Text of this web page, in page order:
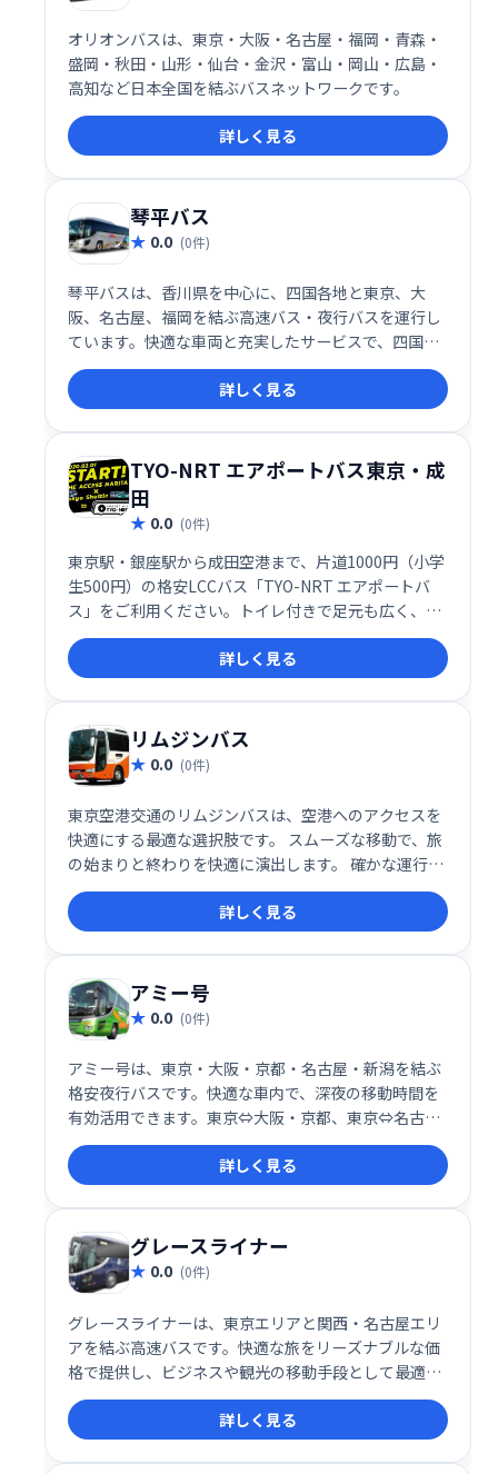
オリオンバスは、東京・大阪・名古屋・福岡・青森・
盛岡・秋田・山形・仙台・金沢・富山・岡山・広島・
高知など日本全国を結ぶバスネットワークです。
詳しく見る
琴平バス
0.0 (0件)
琴平バスは、香川県を中心に、四国各地と東京、大
阪、名古屋、福岡を結ぶ高速バス・夜行バスを運行し
ています。快適な車両と充実したサービスで、四国観
光やビジネスの移動をサポートします。観光や帰省、
ビジネスなど、様々なシーンでご利用ください。
詳しく見る
TYO-NRT エアポートバス東京・成
田
0.0 (0件)
東京駅・銀座駅から成田空港まで、片道1000円（小学
生500円）の格安LCCバス「TYO-NRT エアポートバ
ス」をご利用ください。トイレ付きで足元も広く、快
適な旅をお約束します。
詳しく見る
リムジンバス
0.0 (0件)
東京空港交通のリムジンバスは、空港へのアクセスを
快適にする最適な選択肢です。 スムーズな移動で、旅
の始まりと終わりを快適に演出します。 確かな運行体
制と快適な車内で、ストレスフリーな空港アクセスを
実現。ビジネスにもレジャーにもおすすめです。
詳しく見る
アミー号
0.0 (0件)
アミー号は、東京・大阪・京都・名古屋・新潟を結ぶ
格安夜行バスです。快適な車内で、深夜の移動時間を
有効活用できます。東京⇔大阪・京都、東京⇔名古
屋、東京⇔新潟、名古屋⇔新潟間の予約はアミー号に
お任せください。お得な料金で、目的地までスムーズ
にお届けします。
詳しく見る
グレースライナー
0.0 (0件)
グレースライナーは、東京エリアと関西・名古屋エリ
アを結ぶ高速バスです。快適な旅をリーズナブルな価
格で提供し、ビジネスや観光の移動手段として最適で
す。 充実した設備と丁寧なサービスで、安心してご利
用いただけます。 東京と関西・名古屋への移動をスム
ーズにサポートします。
詳しく見る